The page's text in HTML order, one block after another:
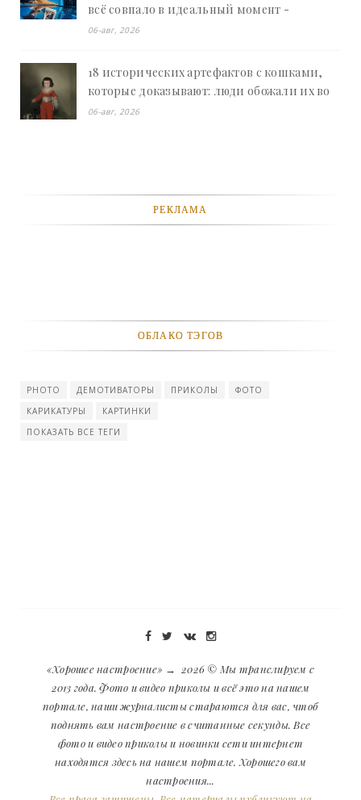
всё совпало в идеальный момент -
«Смешное»
06-авг, 2026
18 исторических артефактов с кошками,
которые доказывают: люди обожали их во
все времена - «Смешное»
06-авг, 2026
РЕКЛАМА
ОБЛАКО ТЭГОВ
PHOTO ДЕМОТИВАТОРЫ ПРИКОЛЫ
ФОТО
КАРИКАТУРЫ
КАРТИНКИ
ПОКАЗАТЬ ВСЕ ТЕГИ
«Хорошее настроение» → 2026 © Мы транслируем с
2013 года. Фото и видео приколы и всё это на нашем
портале, наши журналисты стараются для вас, чтоб
поднять вам настроение в считанные секунды. Все
фото и видео приколы и новинки сети интернет
находятся здесь на нашем портале. Хорошего вам
настроения...